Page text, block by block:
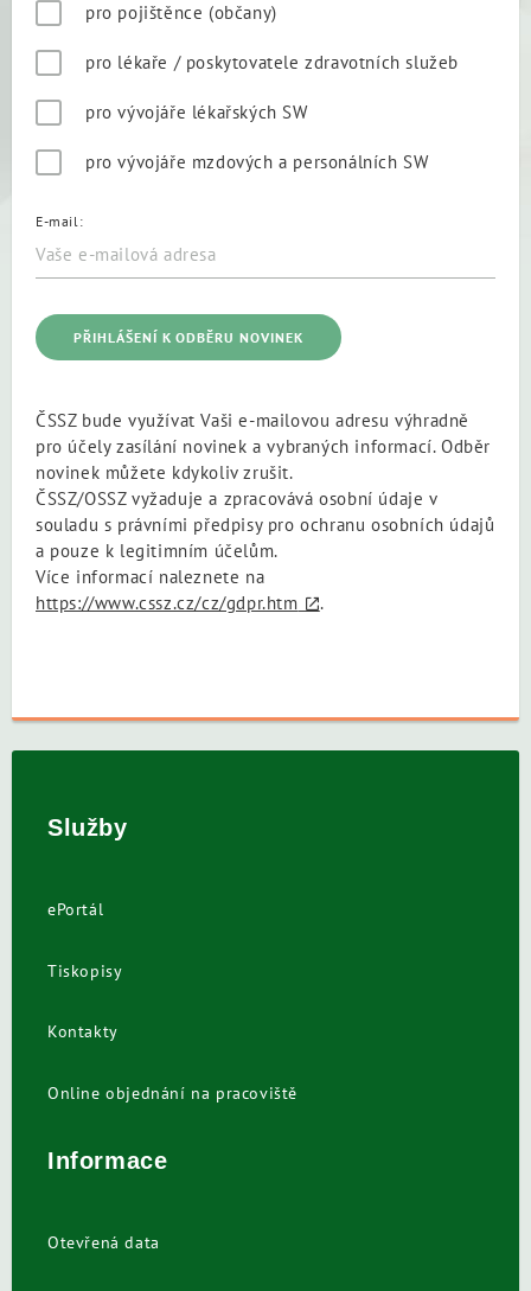
pro pojištěnce (občany)
pro lékaře / poskytovatele zdravotních služeb
pro vývojáře lékařských SW
pro vývojáře mzdových a personálních SW
E-mail:
ČSSZ bude využívat Vaši e-mailovou adresu výhradně
pro účely zasílání novinek a vybraných informací. Odběr
novinek můžete kdykoliv zrušit.
ČSSZ/OSSZ vyžaduje a zpracovává osobní údaje v
souladu s právními předpisy pro ochranu osobních údajů
a pouze k legitimním účelům.
Více informací naleznete na
https://www.cssz.cz/cz/gdpr.htm
.
Služby
ePortál
Tiskopisy
Kontakty
Online objednání na pracoviště
Informace
Otevřená data